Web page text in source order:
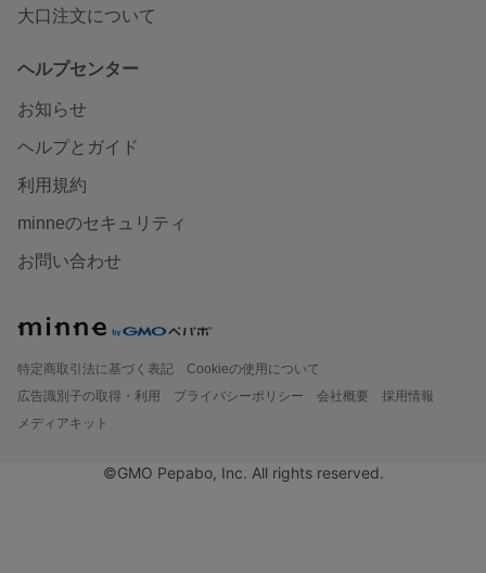
大口注文について
ヘルプセンター
お知らせ
ヘルプとガイド
利用規約
minneのセキュリティ
お問い合わせ
特定商取引法に基づく表記
Cookieの使用について
広告識別子の取得・利用
プライバシーポリシー 会社概要
採用情報
メディアキット
©GMO Pepabo, Inc. All rights reserved.